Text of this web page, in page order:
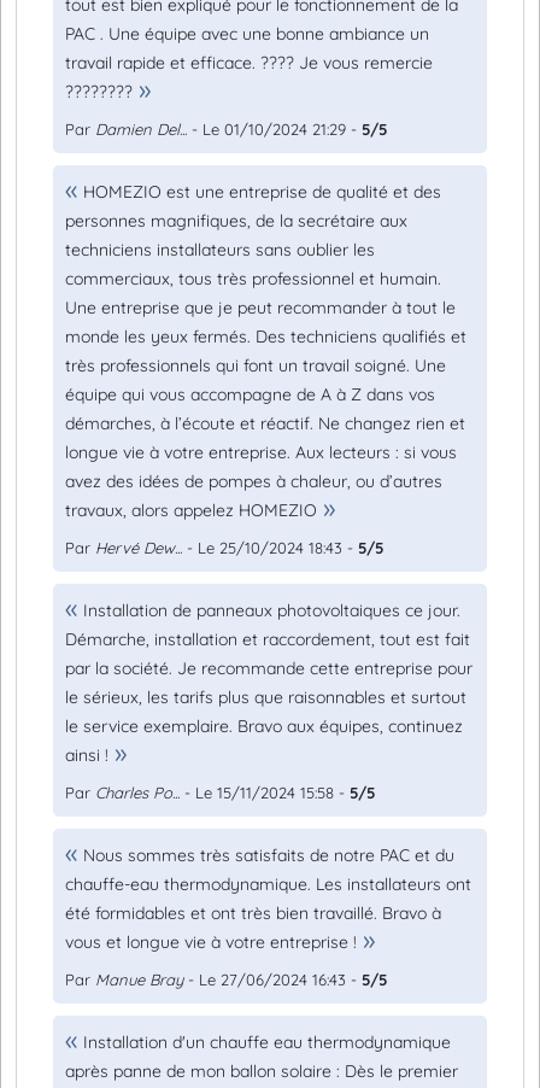
tout est bien expliqué pour le fonctionnement de la
PAC . Une équipe avec une bonne ambiance un
travail rapide et efficace. ???? Je vous remercie
????????
Par Damien Del... - Le 01/10/2024 21:29 - 5/5
HOMEZIO est une entreprise de qualité et des
personnes magnifiques, de la secrétaire aux
techniciens installateurs sans oublier les
commerciaux, tous très professionnel et humain.
Une entreprise que je peut recommander à tout le
monde les yeux fermés. Des techniciens qualifiés et
très professionnels qui font un travail soigné. Une
équipe qui vous accompagne de A à Z dans vos
démarches, à l’écoute et réactif. Ne changez rien et
longue vie à votre entreprise. Aux lecteurs : si vous
avez des idées de pompes à chaleur, ou d’autres
travaux, alors appelez HOMEZIO
Par Hervé Dew... - Le 25/10/2024 18:43 - 5/5
Installation de panneaux photovoltaiques ce jour.
Démarche, installation et raccordement, tout est fait
par la société. Je recommande cette entreprise pour
le sérieux, les tarifs plus que raisonnables et surtout
le service exemplaire. Bravo aux équipes, continuez
ainsi !
Par Charles Po... - Le 15/11/2024 15:58 - 5/5
Nous sommes très satisfaits de notre PAC et du
chauffe-eau thermodynamique. Les installateurs ont
été formidables et ont très bien travaillé. Bravo à
vous et longue vie à votre entreprise !
Par Manue Bray- Le 27/06/2024 16:43 - 5/5
Installation d'un chauffe eau thermodynamique
après panne de mon ballon solaire : Dès le premier